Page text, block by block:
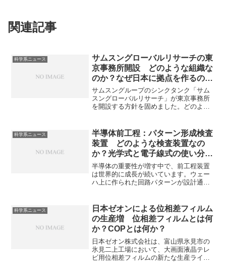
関連記事
科学系ニュース
サムスングローバルリサーチの東
京事務所開設 どのような組織な
のか？なぜ日本に拠点を作るの
か？
サムスングループのシンクタンク「サム
スングローバルリサーチ」が東京事務所
を開設する方針を固めました。どのよう
科学系ニュース
半導体前工程：パターン形成検査
装置 どのような検査装置なの
か？光学式と電子線式の使い分け
は？
半導体の重要性が増す中で、前工程装置
は世界的に成長が続いています。ウェー
ハ上に作られた回路パターンが設計通り
高め、品質を保証する重要な装置です。
どのように検査を行うのか、どのような
種類があるのかを知ることができます。
科学系ニュース
日本ゼオンによる位相差フィルム
の生産増 位相差フィルムとは何
か？COPとは何か？
日本ゼオン株式会社は、富山県氷見市の
氷見二上工場において、大画面液晶テレ
ビ用位相差フィルムの新たな生産ライン